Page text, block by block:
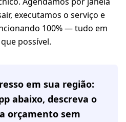
executamos o serviço e
100% — tudo em
possível.
em sua região:
abaixo, descreva o
orçamento sem